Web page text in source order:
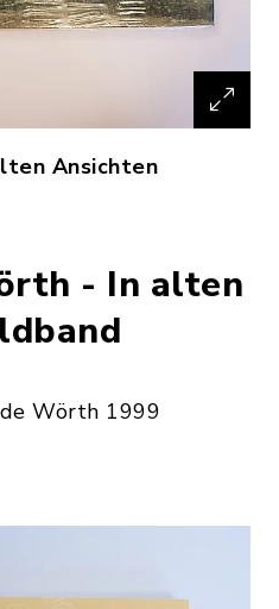
Ansichten
- In alten
Wörth 1999